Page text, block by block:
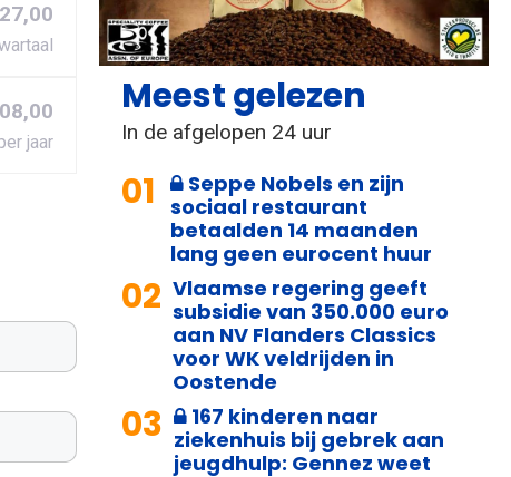
jaar
Meest gelezen
In de afgelopen 24 uur
01
Seppe Nobels en zijn
sociaal restaurant
betaalden 14 maanden
lang geen eurocent huur
02 Vlaamse regering geeft
subsidie van 350.000 euro
aan NV Flanders Classics
voor WK veldrijden in
Oostende
03
167 kinderen naar
ziekenhuis bij gebrek aan
jeugdhulp: Gennez weet